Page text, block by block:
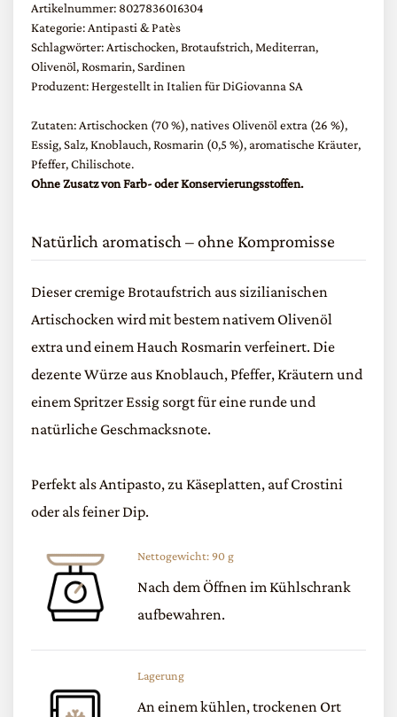
Menge
Artikelnummer: 8027836016304
Kategorie: Antipasti & Patès
Schlagwörter: Artischocken,Brotaufstrich,Mediterran,
Olivenöl,Rosmarin,Sardinen
Produzent: Hergestellt in Italien für DiGiovanna SA
Zutaten: Artischocken (70 %), natives Olivenöl extra (26 %),
Essig, Salz, Knoblauch, Rosmarin (0,5 %), aromatische Kräuter,
Pfeffer, Chilischote.
Ohne Zusatz von Farb- oder Konservierungsstoffen.
Natürlich aromatisch – ohne Kompromisse
Dieser cremige Brotaufstrich aus sizilianischen
Artischocken wird mit bestem nativem Olivenöl
extra und einem Hauch Rosmarin verfeinert. Die
dezente Würze aus Knoblauch, Pfeffer, Kräutern und
einem Spritzer Essig sorgt für eine runde und
natürliche Geschmacksnote.
Perfekt als Antipasto, zu Käseplatten, auf Crostini
oder als feiner Dip.
Nettogewicht: 90 g
Nach dem Öffnen im Kühlschrank
aufbewahren.
Lagerung
An einem kühlen, trockenen Ort